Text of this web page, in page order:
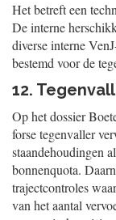
Het betreft een
De interne
diverse interne
bestemd voor de
12.
Op het dossier
forse tegenvaller
staandehoudingen
bonnenquota.
trajectcontroles
van het aantal